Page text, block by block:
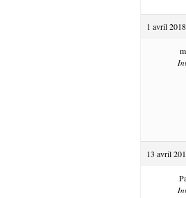
1 avril
13 avril